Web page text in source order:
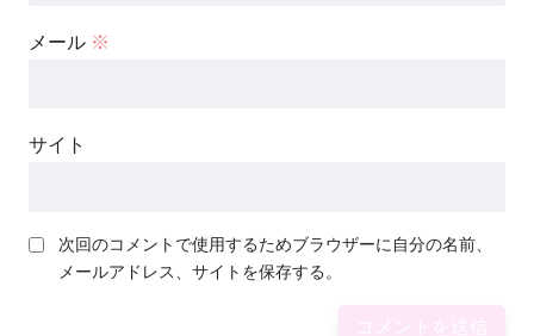
メール ※
サイト
次回のコメントで使用するためブラウザーに自分の名前、
メールアドレス、サイトを保存する。